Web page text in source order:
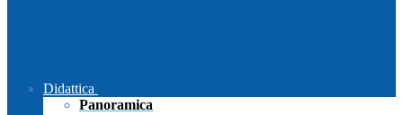
Didattica
Panoramica